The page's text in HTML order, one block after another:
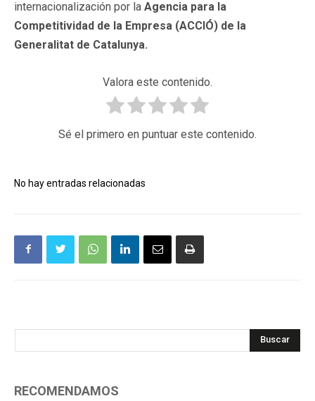
internacionalización por la Agencia para la
Competitividad de la Empresa (ACCIÓ) de la
Generalitat de Catalunya.
Valora este contenido.
Sé el primero en puntuar este contenido.
No hay entradas relacionadas
Buscar
RECOMENDAMOS